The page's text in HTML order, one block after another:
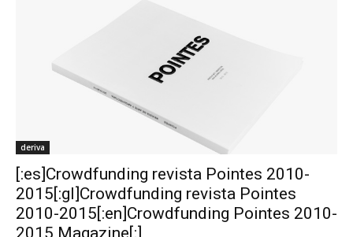
deriva
[:es]Crowdfunding revista Pointes 2010-
2015[:gl]Crowdfunding revista Pointes
2010-2015[:en]Crowdfunding Pointes 2010-
2015 Magazine[:]